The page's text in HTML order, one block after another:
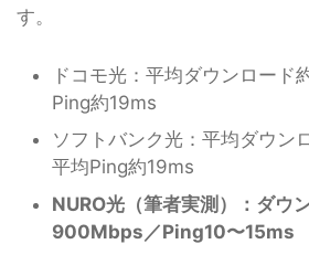
す。
ドコモ光：平均ダウンロード
Ping約19ms
ソフトバンク光：平均ダウン
平均Ping約19ms
NURO光（筆者実測）：ダウ
900Mbps／Ping10〜15ms